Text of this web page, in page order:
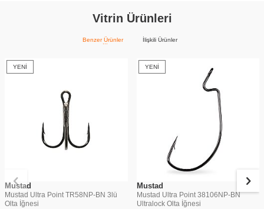
Vitrin Ürünleri
Benzer Ürünler İlişkili Ürünler
YENI
Mustad
Mustad Ultra Point TR58NP-BN 3lü
Olta İğnesi
YENI
Mustad
Mustad Ultra Point 38106NP-BN
Ultralock Olta İğnesi